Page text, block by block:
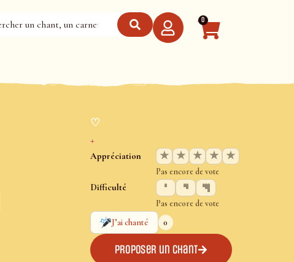
0
♡
+
Appréciation ★ ★ ★ ★ ★
Pas encore de vote
Difficulté
Pas encore de vote
J’ai chanté
0
Proposer un chant